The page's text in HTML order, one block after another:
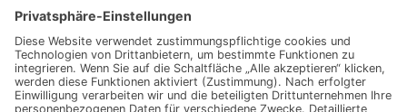
Apple Intern
Apple Software
Nützliches Apple Zubehör
Gut zu wissen
iPad und iPod